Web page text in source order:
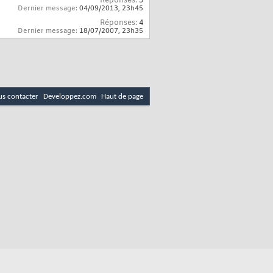
Dernier message: 04/09/2013, 23h45
Réponses:4
Dernier message: 18/07/2007, 23h35
contacter Developpez.com Haut de page